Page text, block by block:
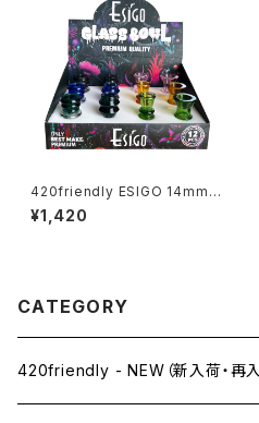
420friendly ESIGO 14mmガ
ラスボウル(火皿) Phoenix As
h Catcher
¥1,420
CATEGORY
420friendly - NEW（新入荷・再入